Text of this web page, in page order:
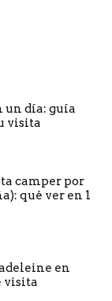
un día: guía
visita
camper por
qué ver en 1
en
visita